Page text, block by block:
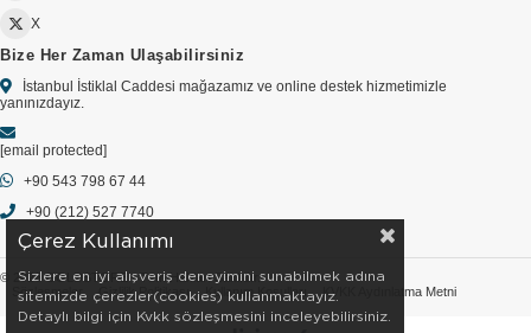
X
Bize Her Zaman Ulaşabilirsiniz
İstanbul İstiklal Caddesi mağazamız ve online destek hizmetimizle
yanınızdayız.
[email protected]
+90 543 798 67 44
+90 (212) 527 7740
© 2026 GOLDSTORE - Tüm Hakları Saklıdır.
Sözleşmeler
Gizlilik Politikası Kullanım Koşulları KVKK Aydınlatma Metni
Çerez Kullanımı
Sizlere en iyi alışveriş deneyimini sunabilmek adına
sitemizde çerezler(cookies) kullanmaktayız.
Detaylı bilgi için Kvkk sözleşmesini inceleyebilirsiniz.